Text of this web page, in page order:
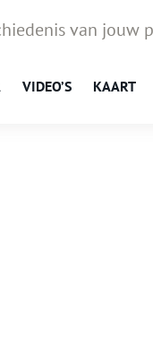
van jouw
VIDEO’S KAART